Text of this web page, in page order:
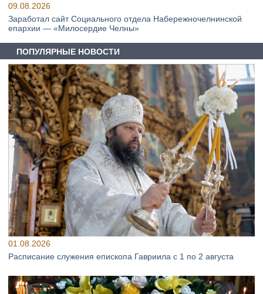
09.08.2026
Заработал сайт Социального отдела Набережночелнинской
епархии — «Милосердие Челны»
ПОПУЛЯРНЫЕ НОВОСТИ
01.08.2026
Расписание служения епископа Гавриила с 1 по 2 августа